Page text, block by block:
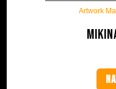
Artwork